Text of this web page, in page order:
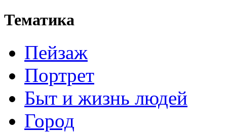
Тематика
Пейзаж
Портрет
Быт и жизнь людей
Город